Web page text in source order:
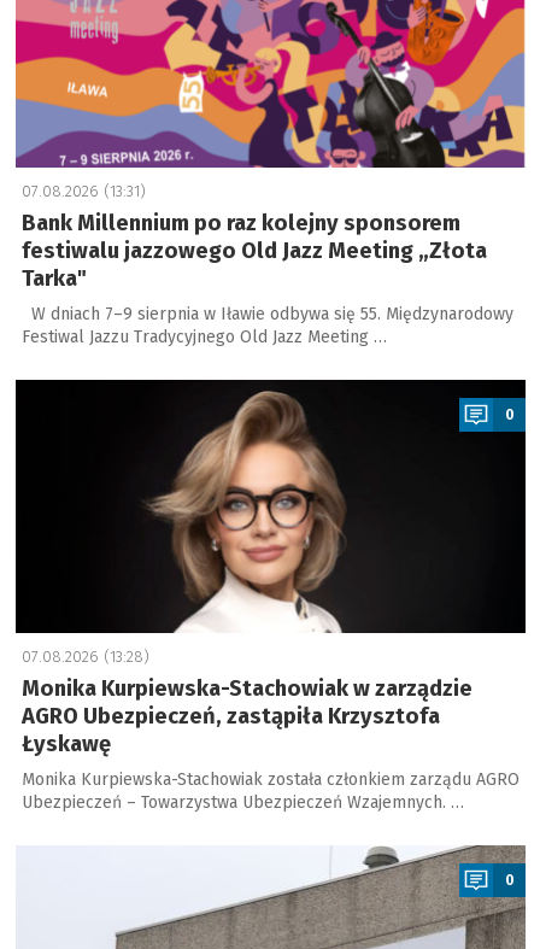
07.08.2026 (13:31)
Bank Millennium po raz kolejny sponsorem
festiwalu jazzowego Old Jazz Meeting „Złota
Tarka"
W dniach 7–9 sierpnia w Iławie odbywa się 55. Międzynarodowy
Festiwal Jazzu Tradycyjnego Old Jazz Meeting …
a
0
07.08.2026 (13:28)
Monika Kurpiewska-Stachowiak w zarządzie
AGRO Ubezpieczeń, zastąpiła Krzysztofa
Łyskawę
Monika Kurpiewska-Stachowiak została członkiem zarządu AGRO
Ubezpieczeń – Towarzystwa Ubezpieczeń Wzajemnych. …
0